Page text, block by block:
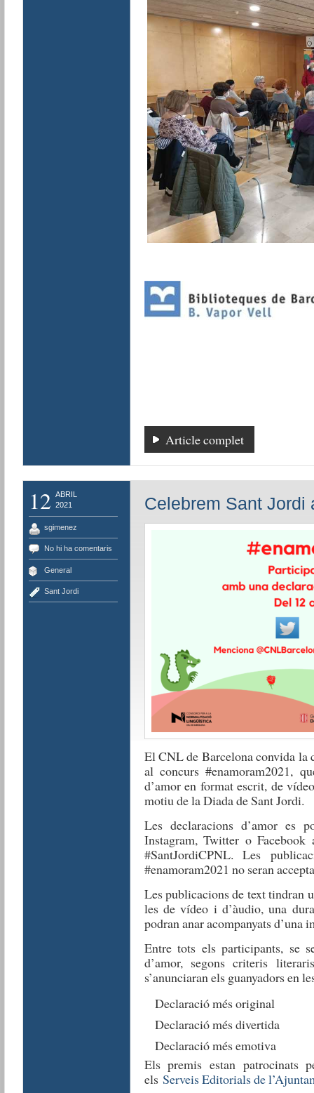
Article complet
12 ABRIL
2021
sgimenez
No hi ha comentaris
General
Sant Jordi
Celebrem Sant Jordi
El CNL de Barcelona convida la
al concurs #enamoram2021,
d’amor en format escrit, de
motiu de la Diada de Sant Jordi.
Les declaracions d’amor es
Instagram, Twitter o Facebook
#SantJordiCPNL. Les
#enamoram2021 no seran
Les publicacions de text tindran
les de vídeo i d’àudio, una
podran anar acompanyats d’una
Entre tots els participants, se
d’amor, segons criteris
s’anunciaran els guanyadors en
Declaració més original
Declaració més divertida
Declaració més emotiva
Els premis estan patrocinats
els Serveis Editorials de